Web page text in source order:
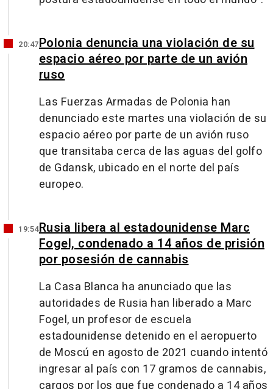
20:47Polonia denuncia una violación de su
espacio aéreo por parte de un avión
ruso
Las Fuerzas Armadas de Polonia han
denunciado este martes una violación de su
espacio aéreo por parte de un avión ruso
que transitaba cerca de las aguas del golfo
de Gdansk, ubicado en el norte del país
europeo.
19:54Rusia libera al estadounidense Marc
Fogel, condenado a 14 años de prisión
por posesión de cannabis
La Casa Blanca ha anunciado que las
autoridades de Rusia han liberado a Marc
Fogel, un profesor de escuela
estadounidense detenido en el aeropuerto
de Moscú en agosto de 2021 cuando intentó
ingresar al país con 17 gramos de cannabis,